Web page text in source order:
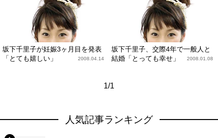
坂下千里子が妊娠3ヶ月目を発表
「とても嬉しい」
2008.04.14
坂下千里子、交際4年で一般人と
結婚「とっても幸せ」
2008.01.08
1/1
人気記事ランキング